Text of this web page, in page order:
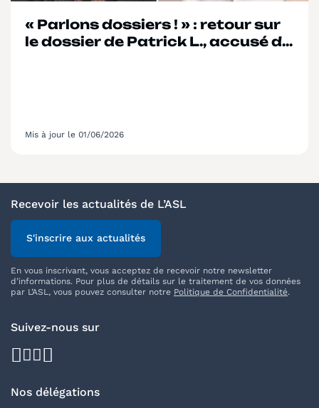
« Parlons dossiers ! » : retour sur
le dossier de Patrick L., accusé de
Mis à jour le 01/06/2026
Recevoir les actualités de L’ASL
S'inscrire aux actualités
En vous inscrivant, vous acceptez de recevoir notre newsletter
d’informations. Pour plus de détails sur le traitement de vos données
par L’ASL, vous pouvez consulter notre Politique de Confidentialité.
Suivez-nous sur
facebook
instagram
linkedin
Nos délégations